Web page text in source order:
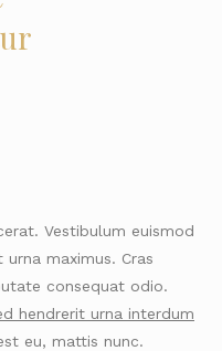
Vestibulum euismod
maximus. Cras
consequat odio.
hendrerit urna interdum
eu, mattis nunc.